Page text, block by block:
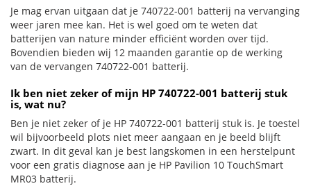
Je mag ervan uitgaan dat je 740722-001 batterij na vervanging
weer jaren mee kan. Het is wel goed om te weten dat
batterijen van nature minder efficiënt worden over tijd.
Bovendien bieden wij 12 maanden garantie op de werking
van de vervangen 740722-001 batterij.
Ik ben niet zeker of mijn HP 740722-001 batterij stuk
is, wat nu?
Ben je niet zeker of je HP 740722-001 batterij stuk is. Je toestel
wil bijvoorbeeld plots niet meer aangaan en je beeld blijft
zwart. In dit geval kan je best langskomen in een herstelpunt
voor een gratis diagnose aan je HP Pavilion 10 TouchSmart
MR03 batterij.